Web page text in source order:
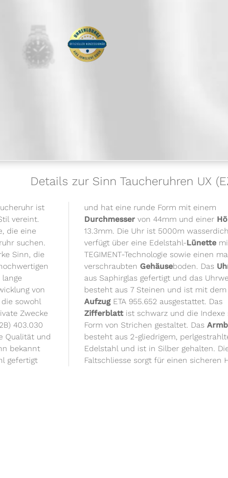
Details zur Sinn Taucheruhren UX
ist
vereint.
die eine
suchen.
Sinn, die
von
sowohl
Zwecke
403.030
Qualität und
bekannt
gefertigt
und hat eine runde Form mit einem
Durchmesser von 44mm und einer
13.3mm. Die Uhr ist 5000m
verfügt über eine Edelstahl-Lünette
TEGIMENT-Technologie sowie einen
verschraubten Gehäuseboden. Das
aus Saphirglas gefertigt und das
besteht aus 7 Steinen und ist mit dem
AufzugETA 955.652 ausgestattet. Das
Zifferblatt ist schwarz und die Indexe
Form von Strichen gestaltet. Das
besteht aus 2-gliedrigem,
Edelstahl und ist in Silber gehalten.
Faltschliesse sorgt für einen sicheren